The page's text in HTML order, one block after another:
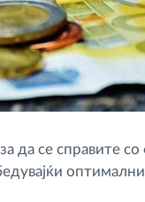
да се справите со